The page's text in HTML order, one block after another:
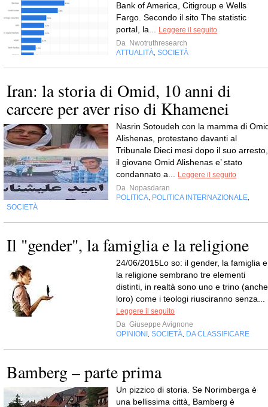
Bank of America, Citigroup e Wells
Fargo. Secondo il sito The statistic
portal, la...
Leggere il seguito
Da Nwotruthresearch
ATTUALITÀ SOCIETÀ
Iran: la storia di Omid, 10 anni di
carcere per aver riso di Khamenei
Nasrin Sotoudeh con la mamma di
Alishenas, protestano davanti al
Tribunale Dieci mesi dopo il suo arresto,
il giovane Omid Alishenas e’ stato
condannato a...
Leggere il seguito
Da Nopasdaran
POLITICA POLITICA INTERNAZIONALE
SOCIETÀ
Il "gender", la famiglia e la religione
24/06/2015Lo so: il gender, la famiglia e
la religione sembrano tre elementi
distinti, in realtà sono uno e trino (anche
loro) come i teologi riusciranno senza...
Leggere il seguito
Da Giuseppe Avignone
OPINIONI
SOCIETÀ DA CLASSIFICARE
Bamberg – parte prima
Un pizzico di storia. Se Norimberga è
una bellissima città, Bamberg è